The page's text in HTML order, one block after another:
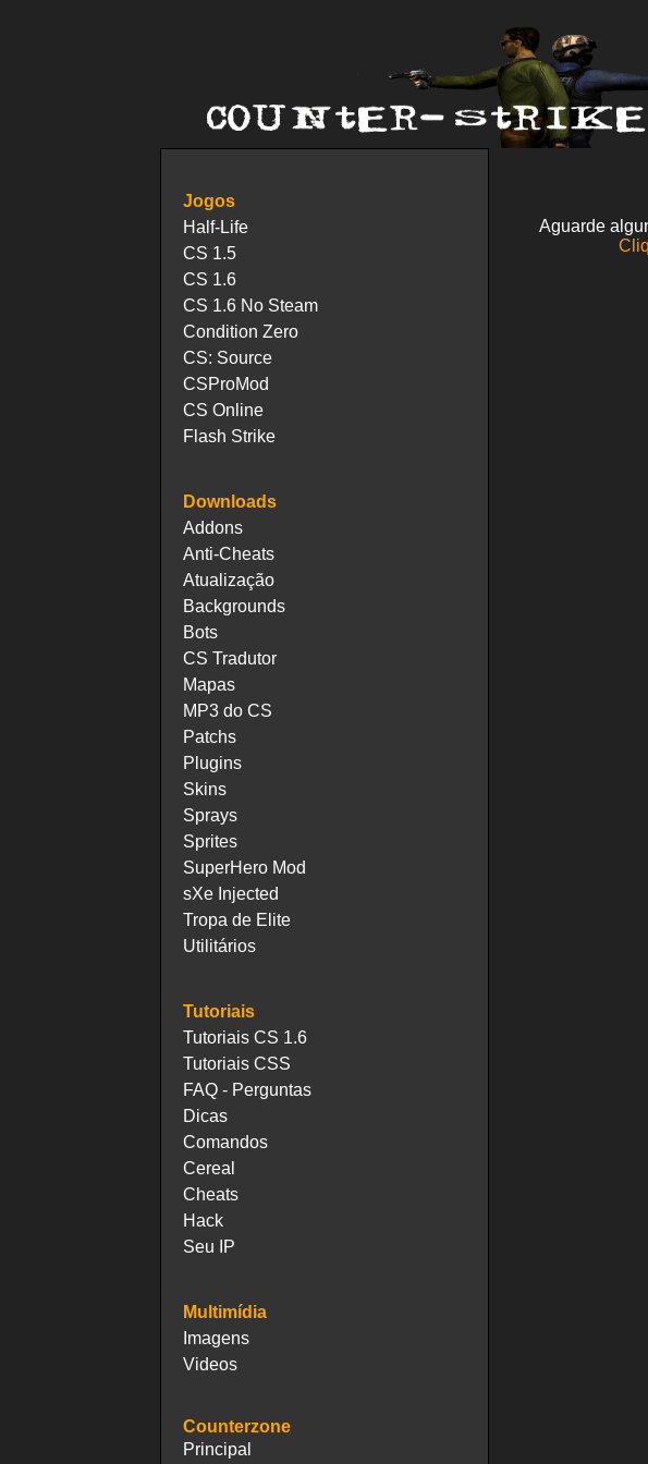
Jogos
Half-Life
CS 1.5
CS 1.6
CS 1.6 No Steam
Condition Zero
CS: Source
CSProMod
CS Online
Flash Strike
Downloads
Addons
Anti-Cheats
Atualização
Backgrounds
Bots
CS Tradutor
Mapas
MP3 do CS
Patchs
Plugins
Skins
Sprays
Sprites
SuperHero Mod
sXe Injected
Tropa de Elite
Utilitários
Tutoriais
Tutoriais CS 1.6
Tutoriais CSS
FAQ - Perguntas
Dicas
Comandos
Cereal
Cheats
Hack
Seu IP
Multimídia
Imagens
Videos
Counterzone
Principal
Aguarde